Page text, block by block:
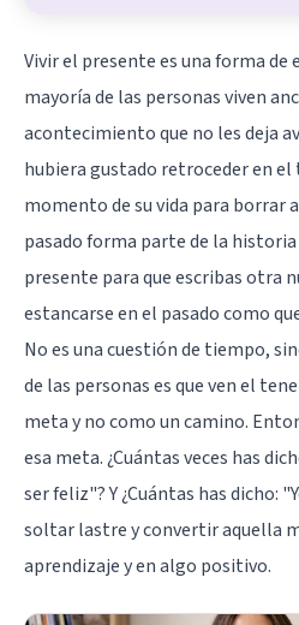
Vivir el presente es una forma de
mayoría de las personas viven
acontecimiento que no les deja
hubiera gustado retroceder en
momento de su vida para borrar
pasado forma parte de la
presente para que escribas otra
estancarse en el pasado como
No es una cuestión de tiempo,
de las personas es que ven el
meta y no como un camino.
esa meta. ¿Cuántas veces has
ser feliz"? Y ¿Cuántas has dicho:
soltar lastre y convertir aquella
aprendizaje y en algo positivo.